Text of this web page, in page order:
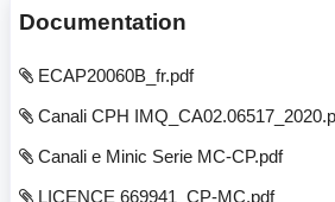
Documentation
ECAP20060B_fr.pdf
Canali CPH
Canali e Minic Serie MC-CP.pdf
LICENCE 669941_CP-MC.pdf